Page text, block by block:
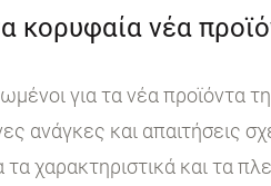
κορυφαία νέα
για τα νέα προϊόντα
ανάγκες και απαιτήσεις
τα χαρακτηριστικά και τα